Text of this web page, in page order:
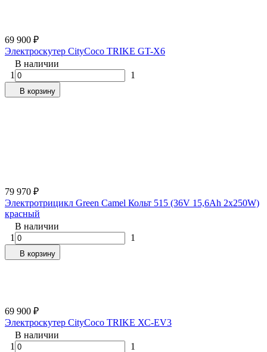
69 900 ₽
Электроскутер CityCoco TRIKE GT-X6
В наличии
1
1
В корзину
79 970 ₽
Электротрицикл Green Camel Кольт 515 (36V 15,6Ah 2x250W)
красный
В наличии
1
1
В корзину
69 900 ₽
Электроскутер CityCoco TRIKE ХС-EV3
В наличии
1
1